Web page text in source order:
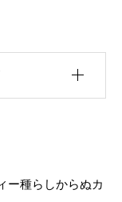
ため、苗のお
ります。
生育形態、生
ー種らしからぬカ